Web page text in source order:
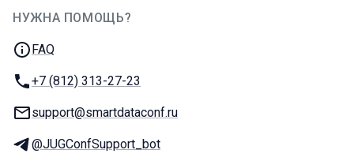
НУЖНА ПОМОЩЬ?
FAQ
Телефон:
+7 (812) 313-27-23
E-mail:
support@smartdataconf.ru
Телеграм:
@JUGConfSupport_bot